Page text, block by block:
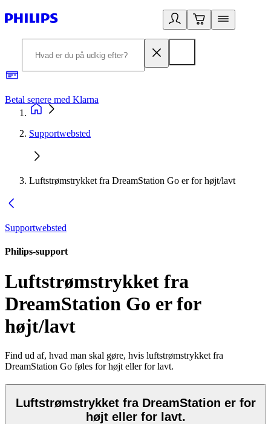
Betal senere med Klarna
Supportwebsted
Luftstrømstrykket fra DreamStation Go er for højt/lavt
Supportwebsted
Philips-support
Luftstrømstrykket fra
DreamStation Go er for
højt/lavt
Find ud af, hvad man skal gøre, hvis luftstrømstrykket fra
DreamStation Go føles for højt eller for lavt.
Luftstrømstrykket fra DreamStation er for
højt eller for lavt.